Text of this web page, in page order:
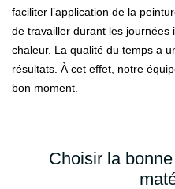
faciliter l’application de la
de travailler durant les journées
chaleur. La qualité du temps a
résultats. À cet effet, notre
bon moment.
Choisir la